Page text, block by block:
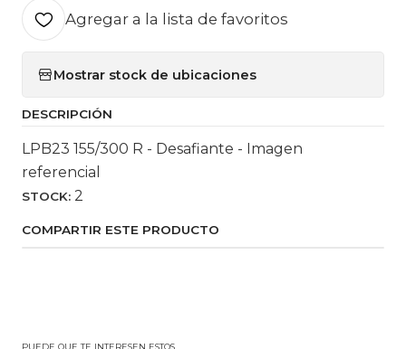
Agregar a la lista de favoritos
Mostrar stock de ubicaciones
DESCRIPCIÓN
LPB23 155/300 R - Desafiante - Imagen
referencial
STOCK: 2
COMPARTIR ESTE PRODUCTO
PUEDE QUE TE INTERESEN ESTOS